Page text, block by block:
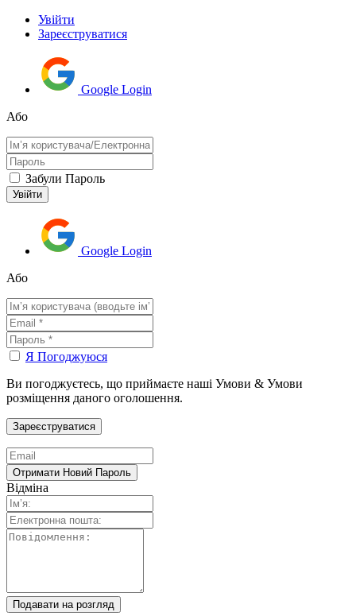
Увійти
Зареєструватися
Google Login
Або
Забули Пароль
Google Login
Або
Я Погоджуюся
Ви погоджуєтесь, що приймаєте наші Умови & Умови
розміщення даного оголошення.
Відміна